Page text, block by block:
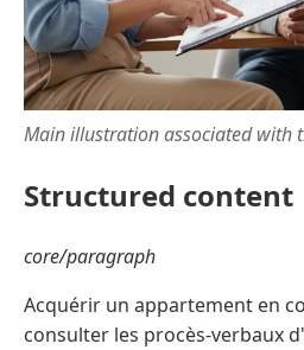
Main illustration associated with
Structured content
core/paragraph
Acquérir un appartement en
consulter les procès-verbaux